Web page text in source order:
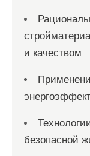
и качеством
безопасной